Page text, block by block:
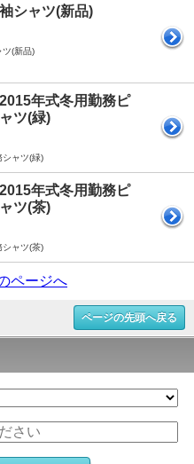
シャツ(新品)
ツ(新品)
年式冬用勤務ピ
ツ(緑)
シャツ(緑)
年式冬用勤務ピ
ツ(茶)
シャツ(茶)
ページへ
ページの先頭へ戻る